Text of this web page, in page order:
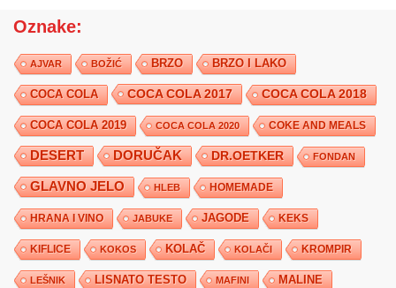
Oznake:
AJVAR BOŽIĆ BRZO BRZO I LAKO
COCA COLA COCA COLA 2017 COCA COLA 2018
COCA COLA 2019 COCA COLA 2020 COKE AND MEALS
DESERT DORUČAK DR.OETKER FONDAN
GLAVNO JELO HLEB HOMEMADE
HRANA I VINO JABUKE JAGODE KEKS
KIFLICE KOKOS KOLAČ KOLAČI KROMPIR
LEŠNIK LISNATO TESTO MAFINI MALINE